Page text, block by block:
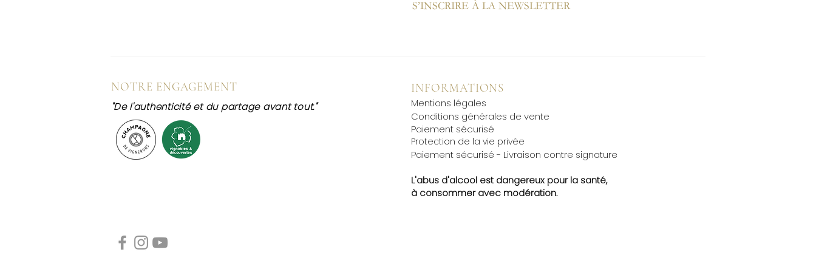
S’INSCRIRE À LA NEWSLETTER
NOTRE ENGAGEMENT
"De l'authenticité et du partage avant tout."
INFORMATIONS
Mentions légales
Conditions générales de vente
Paiement sécurisé
​Protection de la vie privée
Paiement sécurisé - Livraison contre signature
L'abus d'alcool est dangereux pour la santé,
à consommer avec modération.